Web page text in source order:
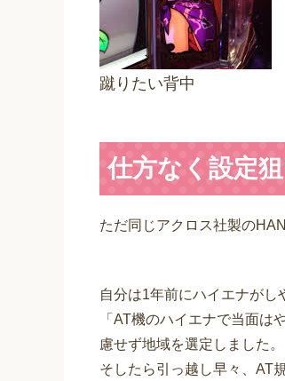
蹴りたい背中
仕方なく設定
ただ同じアクロス社製の
自分は1年前にハイエナがし
「AT機のハイエナで当面
慮せず地域を選定しました。
そしたら引っ越し早々、AT